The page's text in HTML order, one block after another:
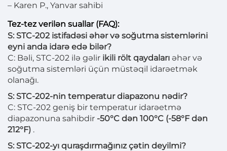
– Karen P., Yanvar sahibi
Tez-tez verilən suallar (FAQ):
S: STC-202 istifadəsi əhər və soğutma sistemlərini
eyni anda idarə edə bilər?
C: Bəli, STC-202 ilə gəlir ikili rölt qaydaları əhər və
soğutma sistemləri üçün müstəqil idarəetmək
olanağı.
S: STC-202-nin temperatur diapazonu nədir?
C: STC-202 geniş bir temperatur idarəetmə
diapazonuna sahibdir -50°C dən 100°C (-58°F dən
212°F) .
S: STC-202-yı quraşdırmağınız çətin deyilmi?